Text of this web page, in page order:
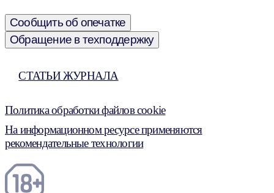
Сообщить об опечатке
Обращение в техподдержку
СТАТЬИ ЖУРНАЛА
Политика обработки файлов cookie
На информационном ресурсе применяются
рекомендательные технологии